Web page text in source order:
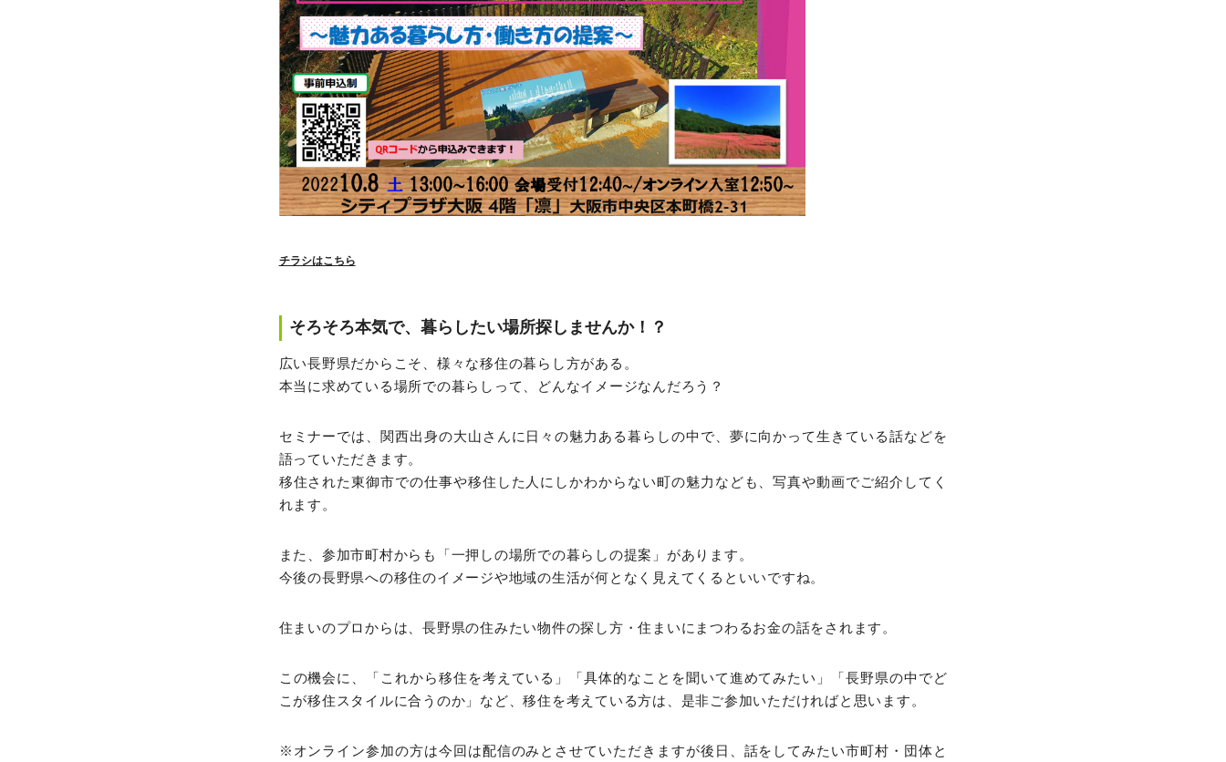
チラシはこちら
そろそろ本気で、暮らしたい場所探しませんか！？
広い長野県だからこそ、様々な移住の暮らし方がある。
本当に求めている場所での暮らしって、どんなイメージなんだろう？
セミナーでは、関西出身の大山さんに日々の魅力ある暮らしの中で、夢に向かって生きている話などを
語っていただきます。
移住された東御市での仕事や移住した人にしかわからない町の魅力なども、写真や動画でご紹介してく
れます。
また、参加市町村からも「一押しの場所での暮らしの提案」があります。
今後の長野県への移住のイメージや地域の生活が何となく見えてくるといいですね。
住まいのプロからは、長野県の住みたい物件の探し方・住まいにまつわるお金の話をされます。
この機会に、「これから移住を考えている」「具体的なことを聞いて進めてみたい」「長野県の中でど
こが移住スタイルに合うのか」など、移住を考えている方は、是非ご参加いただければと思います。
※オンライン参加の方は今回は配信のみとさせていただきますが後日、話をしてみたい市町村・団体と